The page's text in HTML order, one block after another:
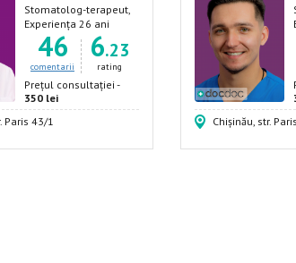
Stomatolog-terapeut,
Stomatolog,
Stomatolog-endodont,
Stomatolog-pediatru
Experiența 26 ani
46
comentarii
6.23
rating
Prețul consultației -
350 lei
Paris 43/1
Chișinău, str.